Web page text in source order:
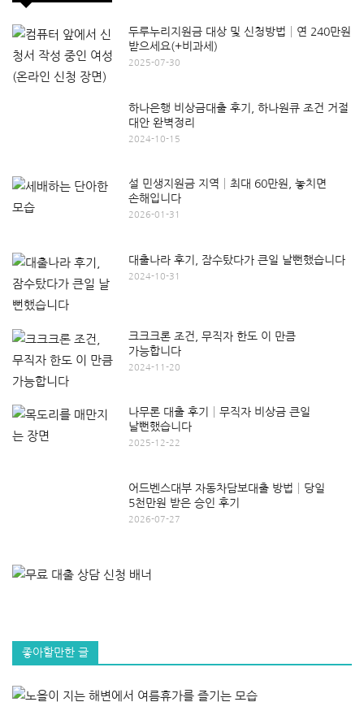
두루누리지원금 대상 및 신청방법│연 240만원
받으세요(+비과세)
2025-07-30
하나은행 비상금대출 후기, 하나원큐 조건 거절
대안 완벽정리
2024-10-15
설 민생지원금 지역│최대 60만원, 놓치면
손해입니다
2026-01-31
대출나라 후기, 잠수탔다가 큰일 날뻔했습니다
2024-10-31
크크크론 조건, 무직자 한도 이 만큼
가능합니다
2024-11-20
나무론 대출 후기│무직자 비상금 큰일
날뻔했습니다
2025-12-22
어드벤스대부 자동차담보대출 방법│당일
5천만원 받은 승인 후기
2026-07-27
좋아할만한 글